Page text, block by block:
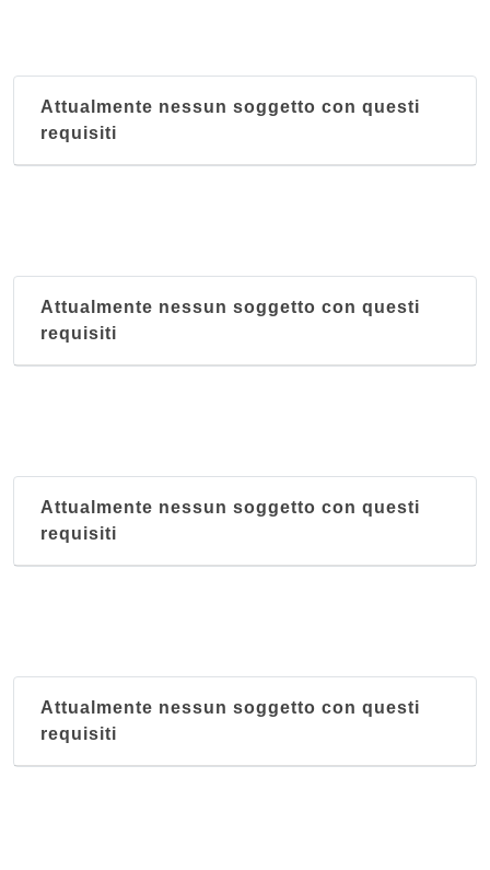
Attualmente nessun soggetto con questi
requisiti
Attualmente nessun soggetto con questi
requisiti
Attualmente nessun soggetto con questi
requisiti
Attualmente nessun soggetto con questi
requisiti